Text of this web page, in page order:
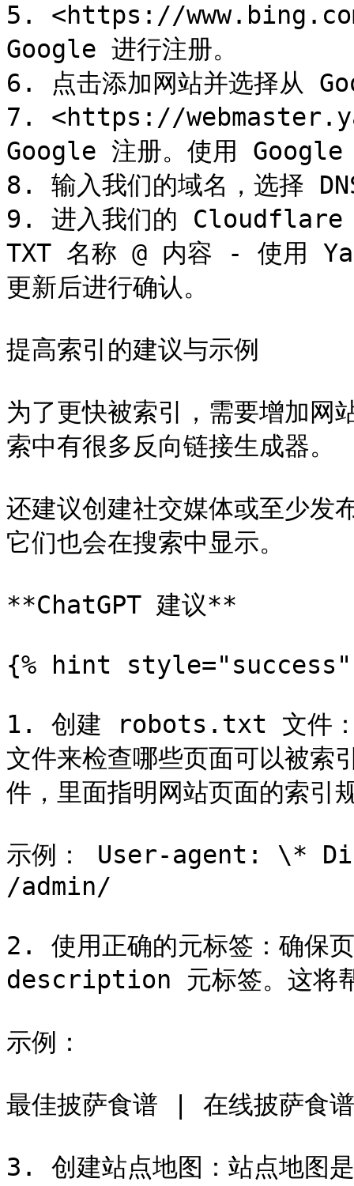
5. <https://
Google 进行注册。
6. 点击添加网站并选择从
7. <https://
Google 注册。使用 Google
8. 输入我们的域名，选择
9. 进入我们的 Cloudflare
TXT 名称 @ 内容 - 使用
更新后进行确认。
提高索引的建议与示例
为了更快被索引，需要增加网
索中有很多反向链接生成器。
还建议创建社交媒体或至少发
它们也会在搜索中显示。
**ChatGPT 建议**
{% hint style="success"
1. 创建 robots.txt 文件：
文件来检查哪些页面可以被
件，里面指明网站页面的索引
示例： User-agent: \*
/admin/
2. 使用正确的元标签：确
description 元标签。这将帮
示例：
最佳披萨食谱 | 在线披萨食谱
3. 创建站点地图：站点地图